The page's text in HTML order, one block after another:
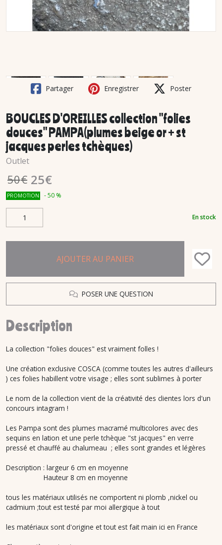
Partager Enregistrer Poster
BOUCLES D'OREILLES collection "folies
douces" PAMPA(plumes beige or + st
jacques perles tchèques)
Outlet
50€ 25€
PROMOTION -50 %
En stock
AJOUTER AU PANIER
POSER UNE QUESTION
Description
La collection "folies douces" est vraiment folles !
Une création exclusive COSCA (comme toutes les autres d'ailleurs
) ces folies habillent votre visage ; elles sont sublimes à porter
Le nom de la collection vient de la créativité des clientes lors d'un
concours intagram !
Les Pampa sont des plumes macramé multicolores avec des
sequins en lation et une perle tchèque "st jacques" en verre
pressé et chauffé au chalumeau ; elles sont grandes et légères
Description : largeur 6 cm en moyenne
Hauteur 8 cm en moyenne
tous les matériaux utilisés ne comportent ni plomb ,nickel ou
cadmium ;tout est testé par moi allergique à tout
les matériaux sont d'origine et tout est fait main ici en France